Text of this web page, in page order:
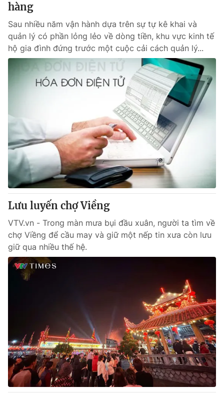
hàng
Sau nhiều năm vận hành dựa trên sự tự kê khai và
quản lý có phần lỏng lẻo về dòng tiền, khu vực kinh tế
hộ gia đình đứng trước một cuộc cải cách quản lý...
Lưu luyến chợ Viềng
VTV.vn - Trong màn mưa bụi đầu xuân, người ta tìm về
chợ Viềng để cầu may và giữ một nếp tin xưa còn lưu
giữ qua nhiều thế hệ.